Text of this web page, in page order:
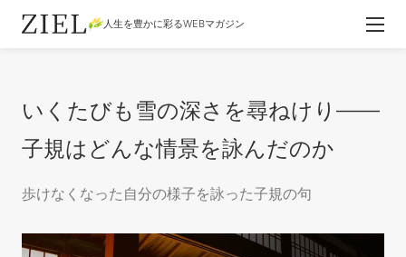
人生を豊かに彩るWEBマガジン
いくたびも雪の深さを尋ねけり——
子規はどんな情景を詠んだのか
歩けなくなった自分の様子を詠った子規の句